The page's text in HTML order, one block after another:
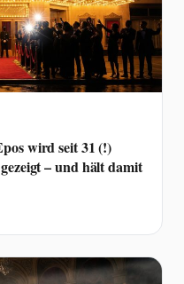
wird seit 31 (!)
– und hält damit